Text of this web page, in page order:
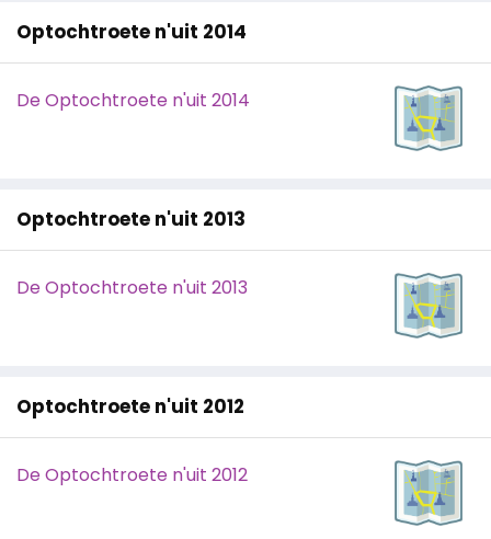
Optochtroete n'uit 2014
De Optochtroete n'uit 2014
Optochtroete n'uit 2013
De Optochtroete n'uit 2013
Optochtroete n'uit 2012
De Optochtroete n'uit 2012